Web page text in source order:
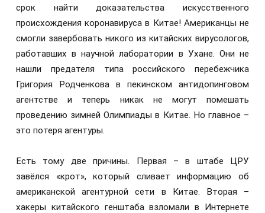
срок найти доказательства искусственного
происхождения коронавируса в Китае! Американцы не
смогли завербовать никого из китайских вирусологов,
работавших в научной лаборатории в Ухане. Они не
нашли предателя типа российского перебежчика
Григория Родченкова в пекинском антидопинговом
агентстве и теперь никак не могут помешать
проведению зимней Олимпиады в Китае. Но главное –
это потеря агентуры.
Есть тому две причины. Первая – в штабе ЦРУ
завёлся «крот», который сливает информацию об
американской агентурной сети в Китае. Вторая –
хакеры китайского генштаба взломали в Интернете